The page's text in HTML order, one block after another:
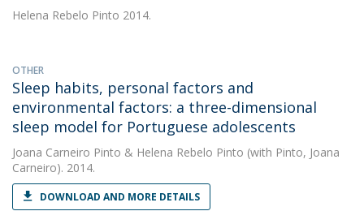
Helena Rebelo Pinto 2014.
OTHER
Sleep habits, personal factors and
environmental factors: a three-dimensional
sleep model for Portuguese adolescents
Joana Carneiro Pinto & Helena Rebelo Pinto (with Pinto, Joana
Carneiro). 2014.
DOWNLOAD AND MORE DETAILS